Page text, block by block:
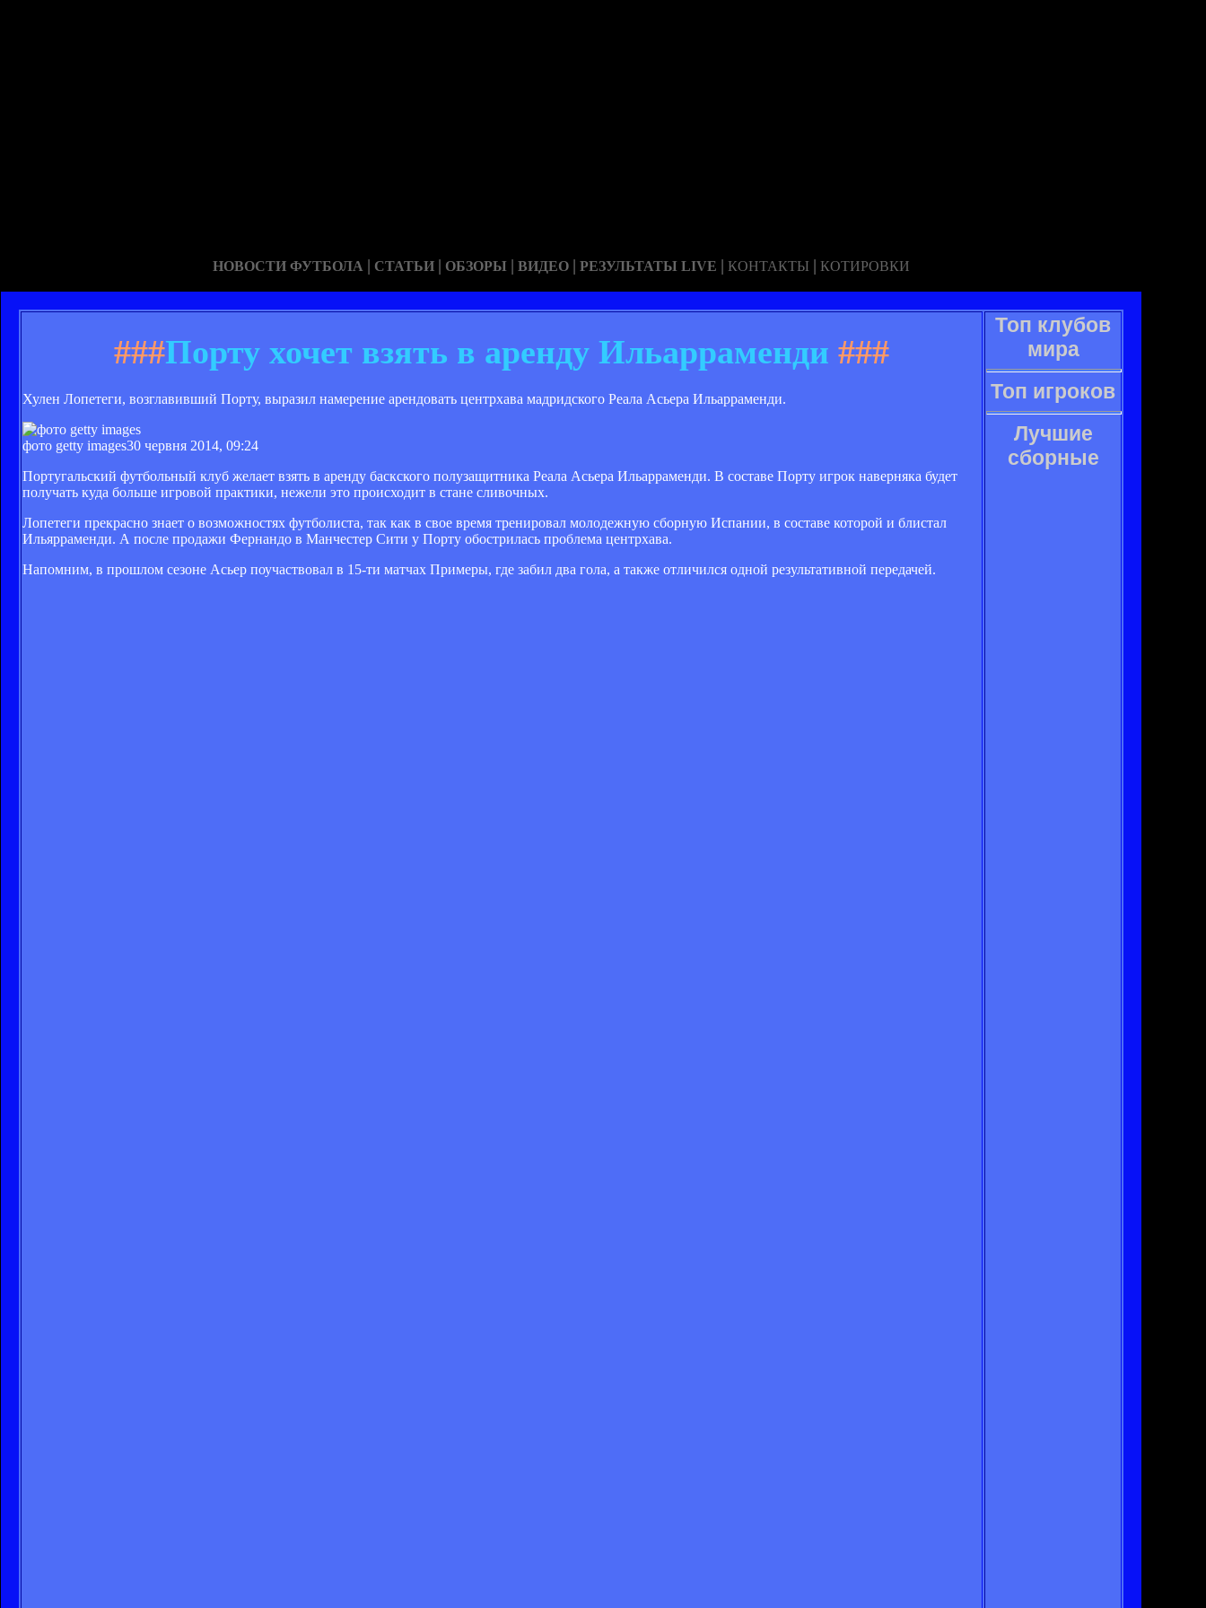
НОВОСТИ ФУТБОЛА | СТАТЬИ | ОБЗОРЫ | ВИДЕО | РЕЗУЛЬТАТЫ LIVE | КОНТАКТЫ | КОТИРОВКИ
###Порту хочет взять в аренду Ильарраменди ###
Хулен Лопетеги, возглавивший Порту, выразил намерение арендовать центрхава мадридского Реала Асьера Ильарраменди.
фото getty images30 червня 2014, 09:24
Португальский футбольный клуб желает взять в аренду баскского полузащитника Реала Асьера Ильарраменди. В составе Порту игрок наверняка будет
получать куда больше игровой практики, нежели это происходит в стане сливочных.
Лопетеги прекрасно знает о возможностях футболиста, так как в свое время тренировал молодежную сборную Испании, в составе которой и блистал
Ильярраменди. А после продажи Фернандо в Манчестер Сити у Порту обострилась проблема центрхава.
Напомним, в прошлом сезоне Асьер поучаствовал в 15-ти матчах Примеры, где забил два гола, а также отличился одной результативной передачей.
Топ клубов
мира
Топ игроков
Лучшие
сборные